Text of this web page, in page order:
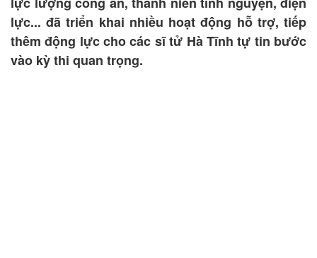
lực... đã triển khai nhiều hoạt động hỗ trợ, tiếp
thêm động lực cho các sĩ tử Hà Tĩnh tự tin bước
vào kỳ thi quan trọng.